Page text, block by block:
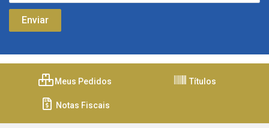
Meus Pedidos Títulos
Notas Fiscais